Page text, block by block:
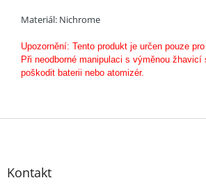
Materiál: Nichrome
Upozornění: Tento produkt je určen pouze
Při neodborné manipulaci s výměnou žhavicí
poškodit baterii nebo atomizér.
Kontakt